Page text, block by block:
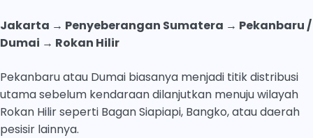
Jakarta → Penyeberangan Sumatera → Pekanbaru /
Dumai → Rokan Hilir
Pekanbaru atau Dumai biasanya menjadi titik distribusi
utama sebelum kendaraan dilanjutkan menuju wilayah
Rokan Hilir seperti Bagan Siapiapi, Bangko, atau daerah
pesisir lainnya.